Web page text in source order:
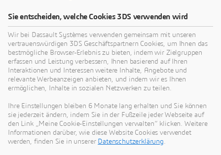
menschlichen Fortschritt. Seit 1981 ist das
Unternehmen führend in der Entwicklung
virtueller Technologien, die das reale Leben von
Verbrauchern, Patienten und Bürgern verbessern.
Mehr als 370.000 Kunden aller Größen und
Branchen arbeiten auf der 3DEXPERIENCE
plattform von Dassault Systèmes zusammen,
entwickeln Ideen und realisieren nachhaltige
Innovationen, die sich positiv auf das private und
öffentliche gesellschaftliche Leben auswirken.
Weitere Informationen erhalten Sie
Sie entscheiden, welche Cookies 3DS verwenden wird
Wir bei Dassault Systèmes verwenden gemeinsam mit unseren
vertrauenswürdigen 3DS Geschäftspartnern Cookies, um Ihnen das
bestmögliche Browser-Erlebnis zu bieten, indem wir Zielgruppen
erfassen und Leistung verbessern, Ihnen basierend auf Ihren
Interaktionen und Interessen weitere Inhalte, Angebote und
relevante Werbeanzeigen anbieten, und indem wir es Ihnen
ermöglichen, Inhalte in sozialen Netzwerken zu teilen.
Ihre Einstellungen bleiben 6 Monate lang erhalten und Sie können
sie jederzeit ändern, indem Sie in der Fußzeile jeder Webseite auf
den Link „Meine Cookie-Einstellungen verwalten“ klicken. Weitere
Informationen darüber, wie diese Website Cookies verwendet
werden, finden Sie in unserer Datenschutzerklärung.